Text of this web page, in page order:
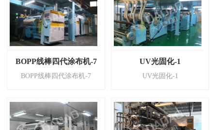
BOPP线棒四代涂布机-7
BOPP线棒四代涂布机-7
UV光固化-1
UV光固化-1